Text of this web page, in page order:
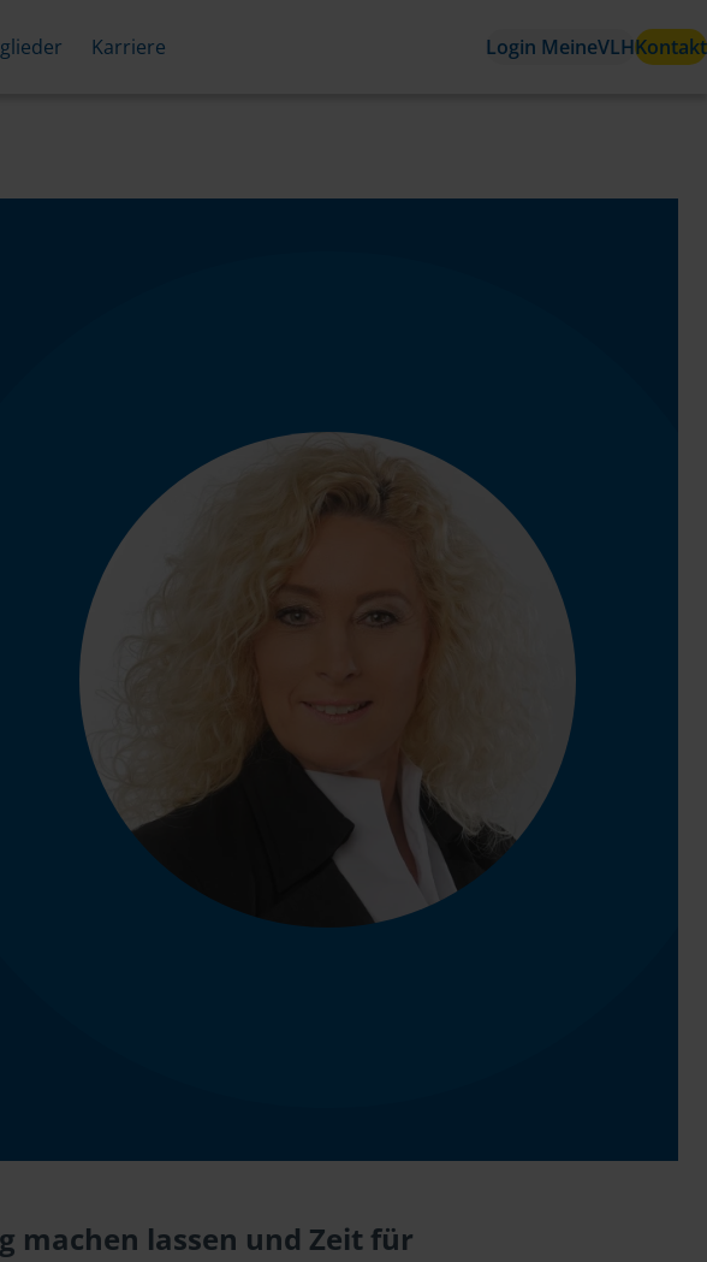
Karriere Login MeineVLHKontakt
machen lassen und Zeit für